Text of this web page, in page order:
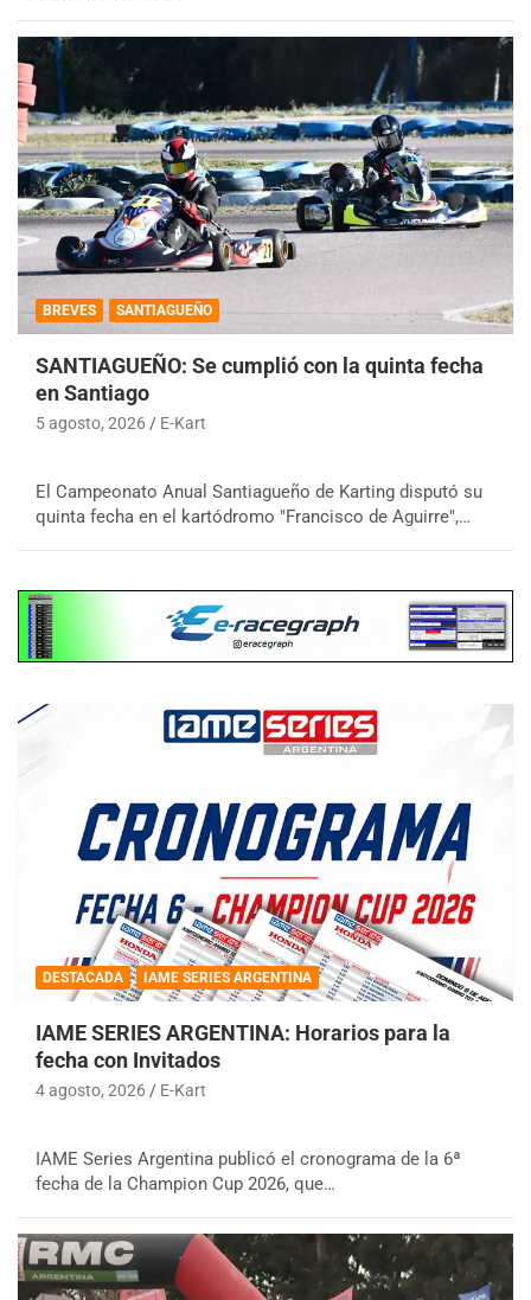
BREVES SANTIAGUEÑO
SANTIAGUEÑO: Se cumplió con la quinta fecha
en Santiago
5 agosto, 2026 E-Kart
El Campeonato Anual Santiagueño de Karting disputó su
quinta fecha en el kartódromo "Francisco de Aguirre",…
DESTACADA IAME SERIES ARGENTINA
IAME SERIES ARGENTINA: Horarios para la
fecha con Invitados
4 agosto, 2026 E-Kart
IAME Series Argentina publicó el cronograma de la 6ª
fecha de la Champion Cup 2026, que…